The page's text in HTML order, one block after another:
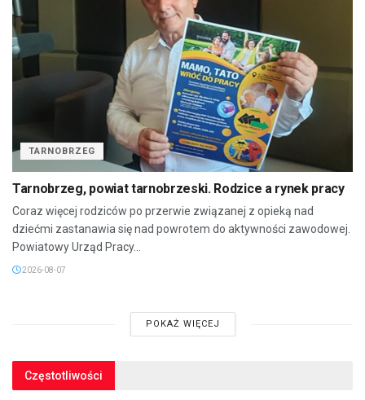
TARNOBRZEG
Tarnobrzeg, powiat tarnobrzeski. Rodzice a rynek pracy
Coraz więcej rodziców po przerwie związanej z opieką nad
dziećmi zastanawia się nad powrotem do aktywności zawodowej.
Powiatowy Urząd Pracy...
2026-08-07
POKAŻ WIĘCEJ
Częstotliwości